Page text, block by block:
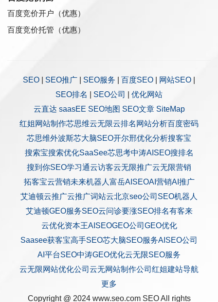
百度竞价开户（优惠）
百度竞价托管（优惠）
SEO SEO推广 SEO服务 百度SEO 网站SEO
SEO排名
SEO公司
优化网站
云直达 saasEE SEO地图 SEO文章 SiteMap
红姐网站制作芯思维云无限云排名 网站分析百度密码
芯思维外波斯芯大脑SEO开尔邢优化分析搜客宝
搜索宝搜索优化SaaSee芯思考中涛AISEO搜排名
搜到你SEO学习通云访客云无限推广云无限营销
拓客宝云营销未来机器人 富岳AISEOAI营销AI推广
艾迪顿云推广云推广词站云北京seo公司 SEO机器人
艾迪顿GEO服务SEO云问诊要涨SEO排名有客来
云优化资本王AISEOGEO公司 GEO优化
Saasee获客宝高手SEO芯大脑SEO服务AISEO公司
AI平台SEO中涛GEO优化云无限SEO服务
云无限网站优化公司 云无网站制作公司 红姐建站导航
更多
Copyright @ 2024 www.seo.com SEOAll rights